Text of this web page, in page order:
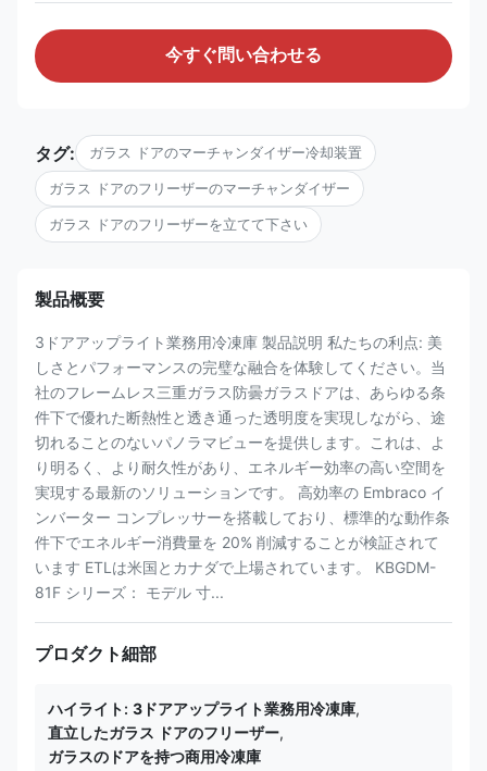
今すぐ問い合わせる
タグ: ガラス ドアのマーチャンダイザー冷却装置
ガラス ドアのフリーザーのマーチャンダイザー
ガラス ドアのフリーザーを立てて下さい
製品概要
3ドアアップライト業務用冷凍庫 製品説明 私たちの利点: 美
しさとパフォーマンスの完璧な融合を体験してください。当
社のフレームレス三重ガラス防曇ガラスドアは、あらゆる条
件下で優れた断熱性と透き通った透明度を実現しながら、途
切れることのないパノラマビューを提供します。これは、よ
り明るく、より耐久性があり、エネルギー効率の高い空間を
実現する最新のソリューションです。 高効率の Embraco イ
ンバーター コンプレッサーを搭載しており、標準的な動作条
件下でエネルギー消費量を 20% 削減することが検証されて
います ETLは米国とカナダで上場されています。 KBGDM-
81F シリーズ： モデル 寸...
プロダクト細部
ハイライト: 3ドアアップライト業務用冷凍庫,
直立したガラス ドアのフリーザー,
ガラスのドアを持つ商用冷凍庫